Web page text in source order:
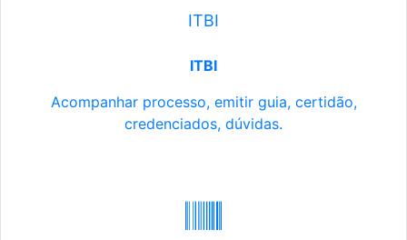
ITBI
ITBI
Acompanhar processo, emitir guia, certidão,
credenciados, dúvidas.